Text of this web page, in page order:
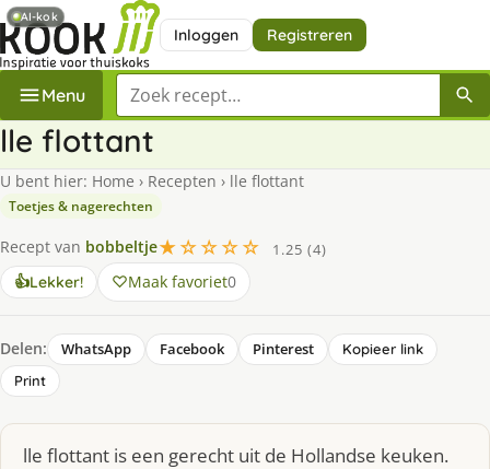
Inloggen Registreren
Menu Zoek een recept
lle flottant
U bent hier: Home › Recepten › lle flottant
Toetjes & nagerechten
Recept van bobbeltje★☆☆☆☆
1.25 (4)
👍Lekker! Maak favoriet0
Delen: WhatsApp Facebook Pinterest
Kopieer link
Print
lle flottant is een gerecht uit de Hollandse keuken.
AI-kok